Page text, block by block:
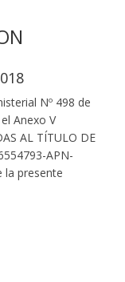
Nº 498 de
Anexo V
AL TÍTULO DE
APN-
la presente